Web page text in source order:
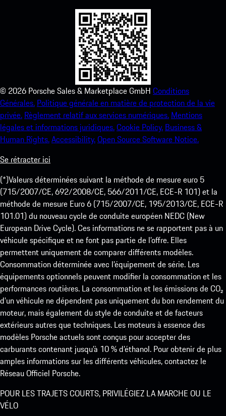
© 2026 Porsche Sales & Marketplace GmbH Conditions
Générales. Politique générale en matière de protection de la vie
privée. Règlement relatif aux services numériques. Mentions
légales et informations juridiques.Cookie Policy. Business &
Human Rights.Accessibility.Open Source Software Notice.
Se rétracter ici
(*)Valeurs déterminées suivant la méthode de mesure euro 5
(715/2007/CE, 692/2008/CE, 566/2011/CE, ECE-R 101) et la
méthode de mesure Euro 6 (715/2007/CE, 195/2013/CE, ECE-R
101.01) du nouveau cycle de conduite européen NEDC (New
European Drive Cycle). Ces informations ne se rapportent pas à un
véhicule spécifique et ne font pas partie de l’offre. Elles
permettent uniquement de comparer différents modèles.
Consommation déterminée avec l’équipement de série. Les
équipements optionnels peuvent modifier la consommation et les
performances routières. La consommation et les émissions de CO₂
d’un véhicule ne dépendent pas uniquement du bon rendement du
moteur, mais également du style de conduite et de facteurs
extérieurs autres que techniques. Les moteurs à essence des
modèles Porsche actuels sont conçus pour accepter des
carburants contenant jusqu’à 10 % d’éthanol. Pour obtenir de plus
amples informations sur les différents véhicules, contactez le
Réseau Officiel Porsche.
POUR LES TRAJETS COURTS, PRIVILÉGIEZ LA MARCHE OU LE
VÉLO